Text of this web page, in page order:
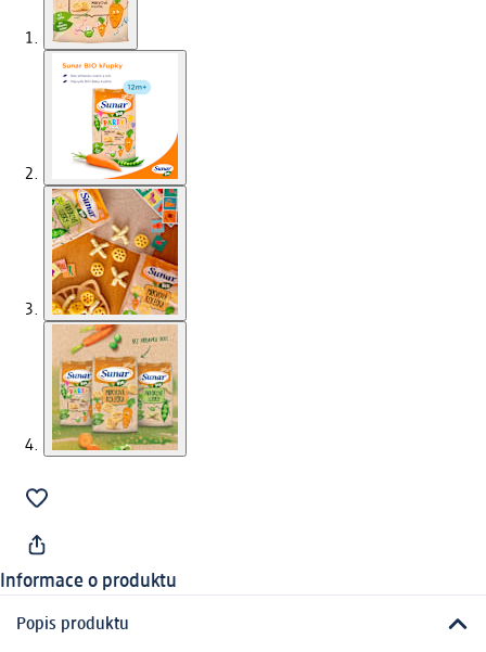
Informace o produktu
Popis produktu